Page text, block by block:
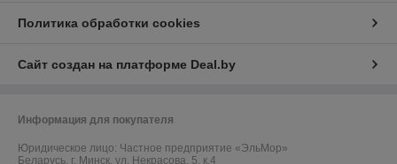
Политика обработки cookies
Сайт создан на платформе Deal.by
Информация для покупателя
Юридическое лицо: Частное предприятие «ЭльМор»
Беларусь, г. Минск, ул. Некрасова, 5, к.4